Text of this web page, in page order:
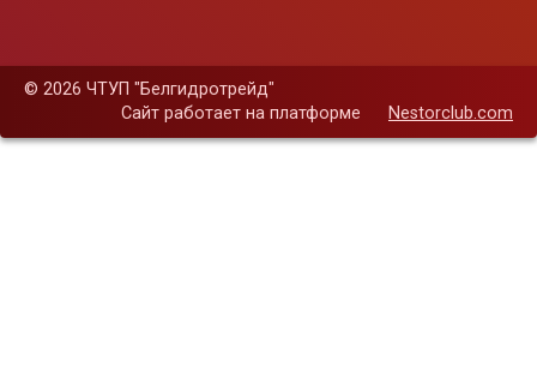
© 2026 ЧТУП "Белгидротрейд"
Сайт работает на платформе
Nestorclub.com